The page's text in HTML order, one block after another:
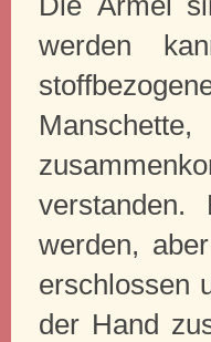
werden
werden,
erschlossen
der Hand